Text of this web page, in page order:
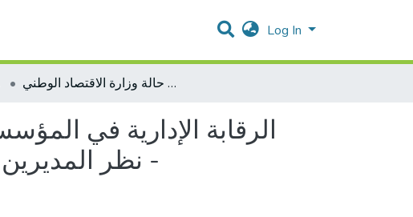
Log In
الرقابة الإدارية في المؤسسات الحكومية بين المعوقات ومتطلبات النجاح من وجهة نظر المديرين والمديرين العامين - دراسة حالة وزارة الاقتصاد الوطني -
الرقابة الإدارية في
نظر المديرين والمديرين العامين - دراسة حالة وزارة الاقتصاد الوطني -